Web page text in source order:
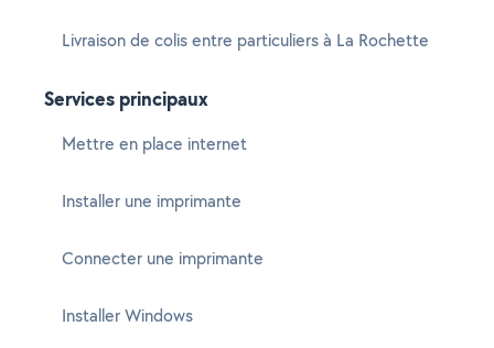
Livraison de colis entre particuliers à La Rochette
Services principaux
Mettre en place internet
Installer une imprimante
Connecter une imprimante
Installer Windows